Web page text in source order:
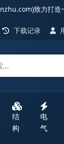
致力打造
下载记录
结
构
电
气